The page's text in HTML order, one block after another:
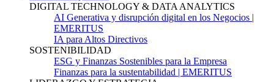
DIGITAL TECHNOLOGY & DATA ANALYTICS
AI Generativa y disrupción digital en los Negocios |
EMERITUS
IA para Altos Directivos
SOSTENIBILIDAD
ESG y Finanzas Sostenibles para la Empresa
Finanzas para la sustentabilidad | EMERITUS